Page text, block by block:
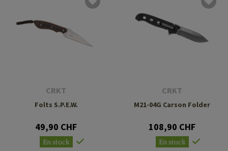
CRKT
Folts S.P.E.W.
49,90 CHF
En stock
CRKT
M21-04G Carson Folder
108,90 CHF
En stock